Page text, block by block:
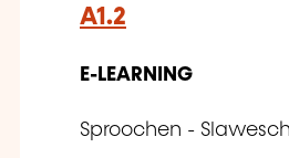
A1.2
E-LEARNING
Sproochen -